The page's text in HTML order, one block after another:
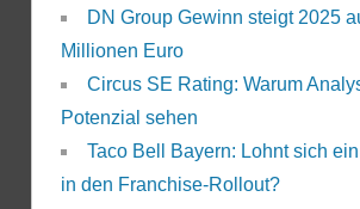
DN Group Gewinn steigt 2025
Millionen Euro
Circus SE Rating: Warum
Potenzial sehen
Taco Bell Bayern: Lohnt sich
in den Franchise-Rollout?